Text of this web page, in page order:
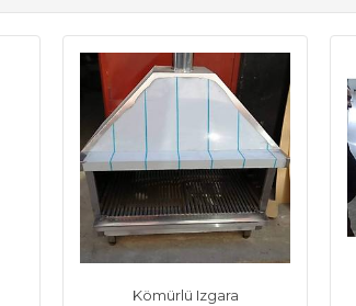
Kömürlü Izgara